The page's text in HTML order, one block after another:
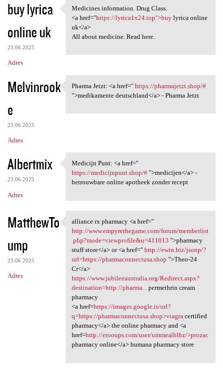
buy lyrica
online uk
23.06.2025
Adres
Medicines information. Drug
Medicines information. Drug Class.
<a href="https://lyrica1x24.top">buylyrica online
uk</a>
All about medicine. Read here.
Melvinrook
e
23.06.2025
Adres
Pharma Jetzt: <a href=" https
Pharma Jetzt: <a href=" https://pharmajetzt.shop/#
">medikamente deutschland</a> - Pharma Jetzt
Albertmix
23.06.2025
Adres
Medicijn Punt: <a href="
Medicijn Punt: <a href="
https://medicijnpunt.shop/#">medicijen</a> -
betrouwbare online apotheek zonder recept
MatthewTo
ump
23.06.2025
Adres
alliance rx pharmacy <a href=
alliance rx pharmacy <a href="
http://www.empyrethegame.com/forum/memberlist
.php?mode=viewprofile&u=411013 ">pharmacy
stuff store</a> or <a href=" http://ewin.biz/jsonp/?
url=https://pharmaconnectusa.shop ">Theo-24
Cr</a>
https://www.jubileeaustralia.org/Redirect.aspx?
destination=http://pharma...permethrin cream
pharmacy
<a href=https://images.google.is/url?
q=https://pharmaconnectusa.shop>viagracertified
pharmacy</a> the online pharmacy and <a
href=http://erooups.com/user/ummealhlbz/>prozac
pharmacy online</a> humana pharmacy store